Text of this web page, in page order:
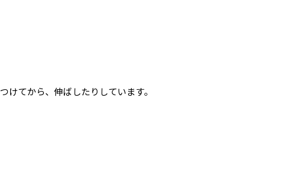
てから、伸ばしたりしています。